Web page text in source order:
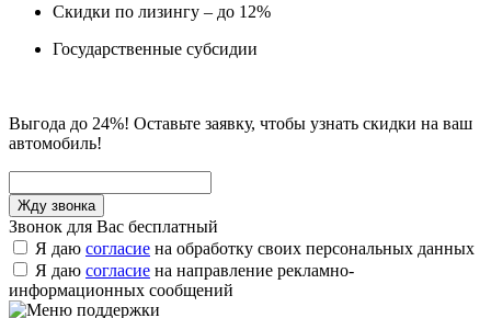
Скидки по лизингу – до 12%
Государственные субсидии
Выгода до 24%! Оставьте заявку, чтобы узнать скидки на ваш
автомобиль!
Звонок для Вас бесплатный
Я даю согласие на обработку своих персональных данных
Я даю согласие на направление рекламно-
информационных сообщений